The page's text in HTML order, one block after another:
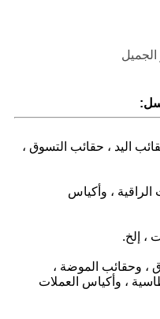
اليد ، حقائب التسوق ،
، وأكياس
، إلخ.
، وحقائب الموضة ،
، وأكياس العملات